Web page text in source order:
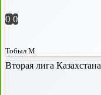
0 0
Тобыл М
Вторая лига Казахстана